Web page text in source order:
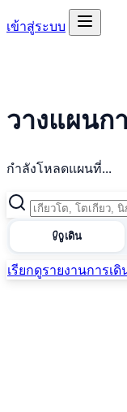
เข้าสู่ระบบ
วางแผนก
กำลังโหลดแผนที่...
เดิน
เรียกดูรายงานการเดิ